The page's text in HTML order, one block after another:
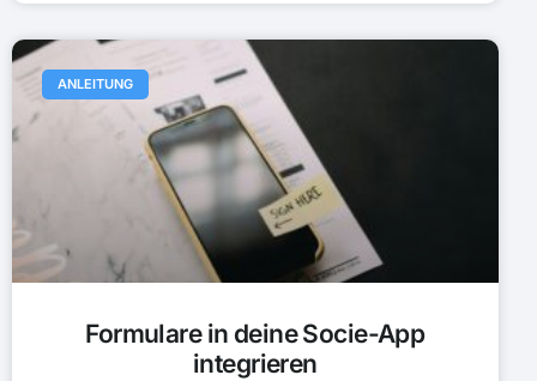
ANLEITUNG
Formulare in deine Socie-App
integrieren